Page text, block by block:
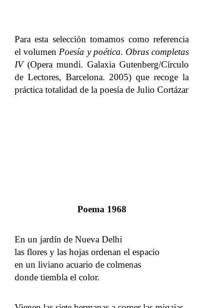
Para esta selección tomamos como referencia
el volumen Poesía y poética. Obras completas
IV (Opera mundi. Galaxia Gutenberg/Círculo
de Lectores, Barcelona. 2005) que recoge la
práctica totalidad de la poesía de Julio Cortázar
Poema 1968
En un jardín de Nueva Delhi
las flores y las hojas ordenan el espacio
en un liviano acuario de colmenas
donde tiembla el color.